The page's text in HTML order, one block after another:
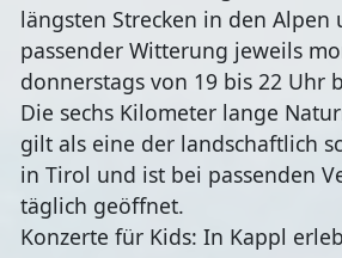
längsten Strecken in den Alpen
passender Witterung jeweils
donnerstags von 19 bis 22 Uhr
Die sechs Kilometer lange
gilt als eine der landschaftlich
in Tirol und ist bei passenden
täglich geöffnet.
Konzerte für Kids: In Kappl